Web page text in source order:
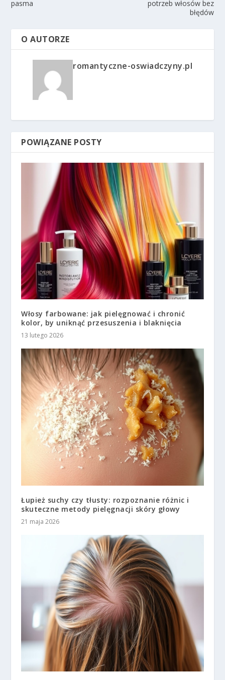
pasma
potrzeb włosów bez
błędów
O AUTORZE
romantyczne-oswiadczyny.pl
POWIĄZANE POSTY
Włosy farbowane: jak pielęgnować i chronić
kolor, by uniknąć przesuszenia i blaknięcia
13 lutego 2026
Łupież suchy czy tłusty: rozpoznanie różnic i
skuteczne metody pielęgnacji skóry głowy
21 maja 2026